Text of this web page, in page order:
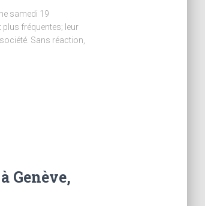
samedi 19
fréquentes; leur
Sans réaction,
Genève,